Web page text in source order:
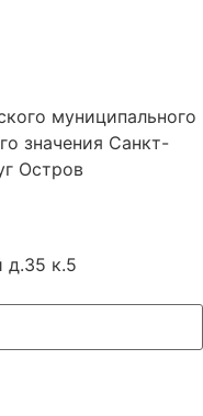
муниципального
значения Санкт-
Остров
д.35 к.5